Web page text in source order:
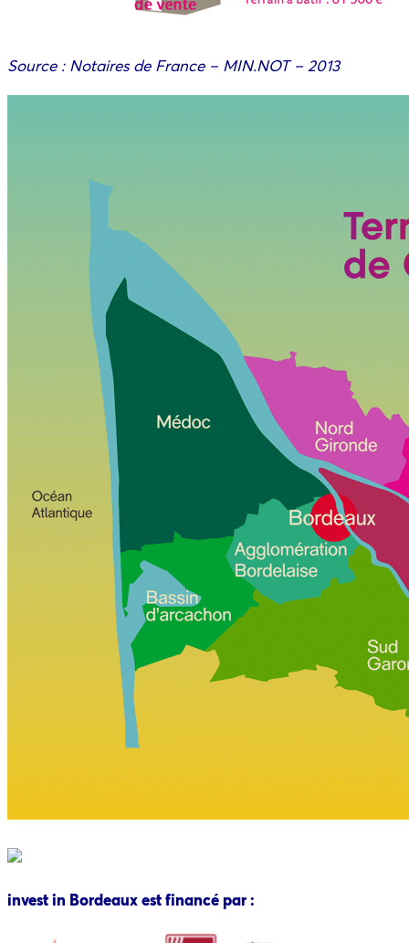
Source : Notaires de France – MIN.NOT – 2013
invest in Bordeaux est financé par :